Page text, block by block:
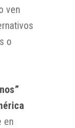
ven
o
en